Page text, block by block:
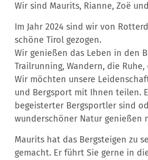
Wir sind Maurits, Rianne, Zoë
Im Jahr 2024 sind wir von
schöne Tirol gezogen.
Wir genießen das Leben in den
Trailrunning, Wandern, die Ruhe,
Wir möchten unsere
und Bergsport mit Ihnen teilen.
begeisterter Bergsportler sind
wunderschöner Natur genießen
Maurits hat das Bergsteigen zu
gemacht. Er führt Sie gerne in